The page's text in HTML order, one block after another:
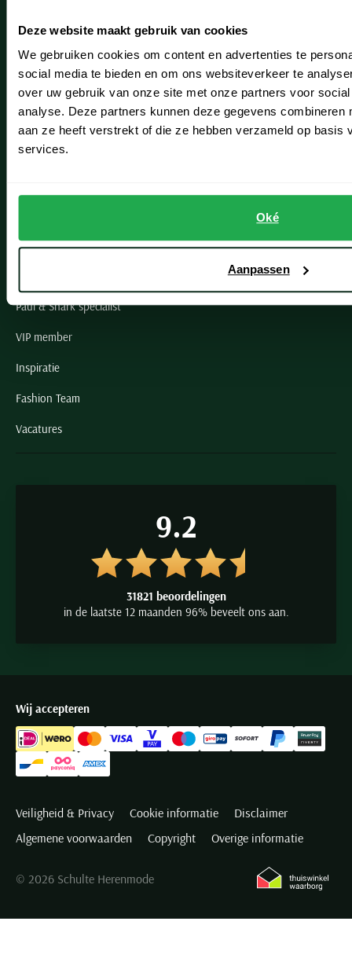
Deze website maakt gebruik van cookies
We gebruiken cookies om content en advertenties te
social media te bieden en om ons websiteverkeer te
over uw gebruik van onze site met onze partners voor
analyse. Deze partners kunnen deze gegevens combineren
aan ze heeft verstrekt of die ze hebben verzameld op basis
services.
Oké
Aanpassen
Leiderdorp
Noordwijk
Openingstijden winkels
Schulte Herenmode
Paul & Shark specialist
VIP member
Inspiratie
Fashion Team
Vacatures
9.2
31821 beoordelingen
in de laatste 12 maanden 96% beveelt ons aan.
Wij accepteren
Veiligheid & Privacy Cookie informatie
Disclaimer
Algemene voorwaarden
Copyright Overige informatie
© 2026 Schulte Herenmode